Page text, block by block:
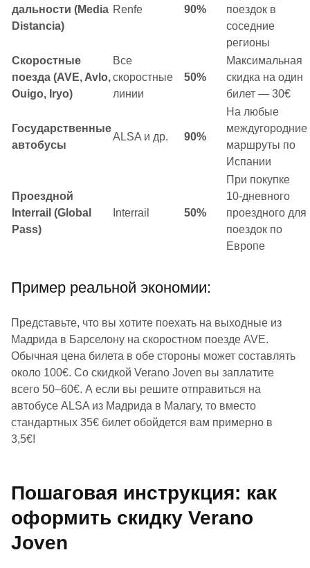
дальности (Media
Distancia)
Renfe 90%
поездок в
соседние
регионы
Скоростные
поезда (AVE, Avlo,
Ouigo, Iryo)
Все
скоростные
линии
50%
Максимальная
скидка на один
билет — 30€
Государственные
автобусы
ALSA и др. 90%
На любые
междугородние
маршруты по
Испании
Проездной
Interrail (Global
Pass)
Interrail 50%
При покупке
10-дневного
проездного для
поездок по
Европе
Пример реальной экономии:
Представьте, что вы хотите поехать на выходные из
Мадрида в Барселону на скоростном поезде AVE.
Обычная цена билета в обе стороны может составлять
около 100€. Со скидкой Verano Joven вы заплатите
всего 50–60€. А если вы решите отправиться на
автобусе ALSA из Мадрида в Малагу, то вместо
стандартных 35€ билет обойдется вам примерно в
3,5€!
Пошаговая инструкция: как
оформить скидку Verano
Joven